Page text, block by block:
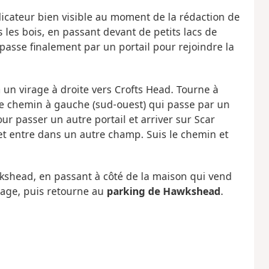
bien visible au moment de la rédaction de
bois, en passant devant de petits lacs de
finalement par un portail pour rejoindre la
virage à droite vers Crofts Head. Tourne à
à gauche (sud-ouest) qui passe par un
passer un autre portail et arriver sur Scar
entre dans un autre champ. Suis le chemin et
en passant à côté de la maison qui vend
puis retourne au parking de Hawkshead.